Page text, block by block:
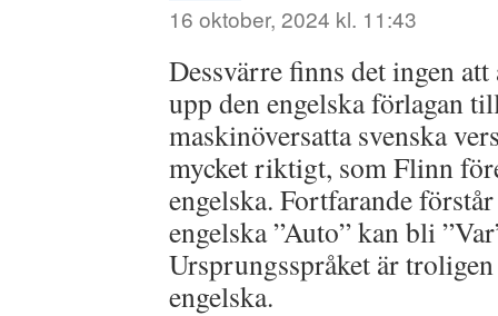
16 oktober, 2024 kl. 11:43
Dessvärre finns det ingen att
upp den engelska förlagan
maskinöversatta svenska
mycket riktigt, som Flinn
engelska. Fortfarande
engelska ”Auto” kan bli
Ursprungsspråket är
engelska.